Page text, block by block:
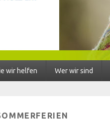
Häusliche
für Frauen und
wir helfen Wer wir sind